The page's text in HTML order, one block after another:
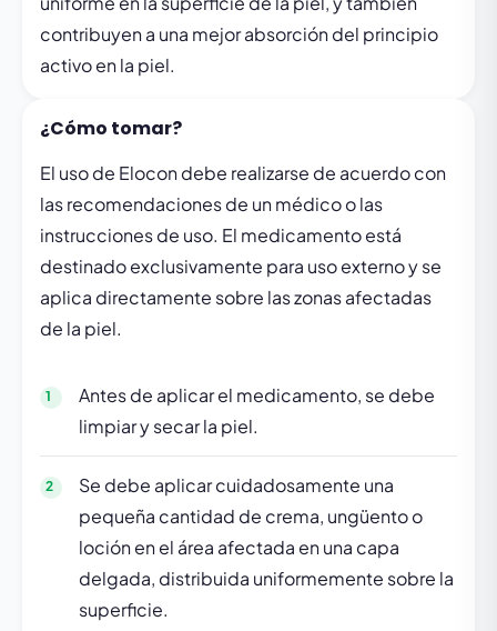
contribuyen a una mejor absorción del principio
activo en la piel.
¿Cómo tomar?
El uso de Elocon debe realizarse de acuerdo con
las recomendaciones de un médico o las
instrucciones de uso. El medicamento está
destinado exclusivamente para uso externo y se
aplica directamente sobre las zonas afectadas
de la piel.
Antes de aplicar el medicamento, se debe
limpiar y secar la piel.
Se debe aplicar cuidadosamente una
pequeña cantidad de crema, ungüento o
loción en el área afectada en una capa
delgada, distribuida uniformemente sobre la
superficie.